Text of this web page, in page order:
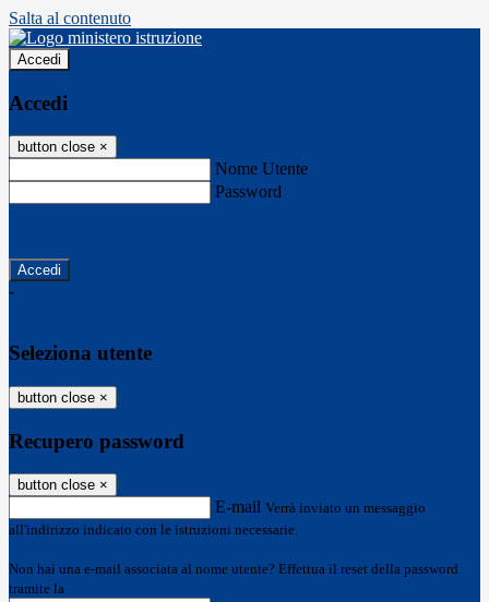
Salta al contenuto
Accedi
Accedi
button close ×
Nome Utente
Password
-
Seleziona utente
button close ×
Recupero password
button close ×
E-mail Verrà inviato un messaggio
all'indirizzo indicato con le istruzioni necessarie.
Non hai una e-mail associata al nome utente? Effettua il reset della password
tramite la